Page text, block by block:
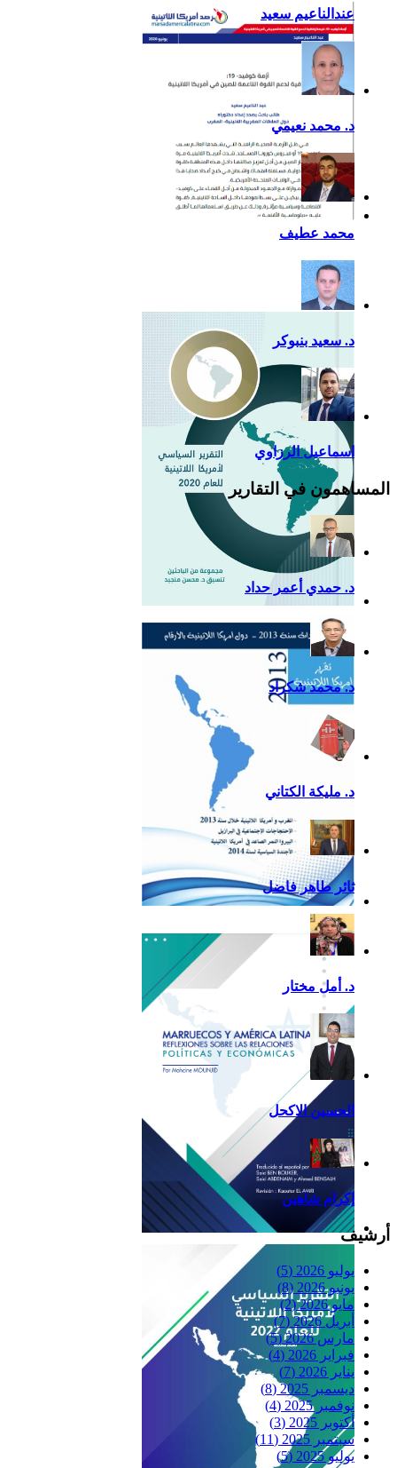
إضافية لدعم القوة الناعمة
للصين في أمريكا اللاتينية
التقرير السياسي لأمريكا
اللاتينية للعام 2020
تقرير أمريكا اللاتينية لسنة
2013
Reflexiones
عندالناعيم سعيد
د. محمد نعيمي
محمد عطيف
د. سعيد بنبوكر
اسماعيل الرزاوي
المساهمون في التقارير
د. حمدي أعمر حداد
د. محمد شكراد
د. مليكة الكتاني
ثائر طاهر فاضل
د. أمل مختار
الحسين الاكحل
إكرام شاهين
أرشيف
يوليو 2026
(5)
يونيو 2026
(8)
مايو 2026
(2)
أبريل 2026
(7)
مارس 2026
(5)
فبراير 2026
(4)
يناير 2026
(7)
ديسمبر 2025
(8)
نوفمبر 2025
(4)
أكتوبر 2025
(3)
سبتمبر 2025
(11)
يوليو 2025
(5)